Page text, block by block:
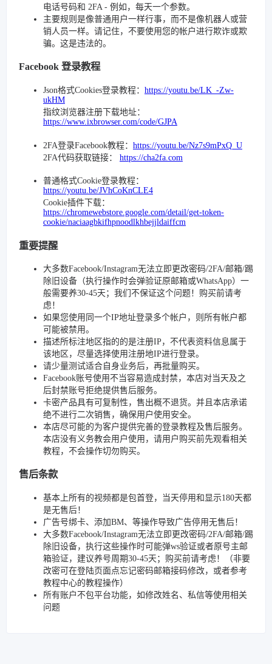
电话号码和 2FA - 例如，每天一个参数。
主要规则是像普通用户一样行事，而不是像机器人或营
销人员一样。请记住，不要使用您的帐户进行欺诈或欺
骗。这是违法的。
Facebook 登录教程
Json格式Cookies登录教程： https://youtu.be/LK_-Zw-
ukHM
指纹浏览器注册下载地址：
https://www.ixbrowser.com/code/GJPA
2FA登录Facebook教程： https://youtu.be/Nz7s9mPxQ_U
2FA代码获取链接： https://cha2fa.com
普通格式Cookie登录教程：
https://youtu.be/JVhCoKnCLE4
Cookie插件下载：
https://chromewebstore.google.com/detail/get-token-
cookie/naciaagbkifhpnoodlkhbejjldaiffcm
重要提醒
大多数Facebook/Instagram无法立即更改密码/2FA/邮箱/踢
除旧设备（执行操作时会弹验证原邮箱或WhatsApp）一
般需要养30-45天；我们不保证这个问题！购买前请考
虑！
如果您使用同一个IP地址登录多个帐户，则所有帐户都
可能被禁用。
描述所标注地区指的的是注册IP，不代表资料信息属于
该地区，尽量选择使用注册地IP进行登录。
请少量测试适合自身业务后，再批量购买。
Facebook账号使用不当容易造成封禁，本店对当天及之
后封禁账号拒绝提供售后服务。
卡密产品具有可复制性，售出概不退货。并且本店承诺
绝不进行二次销售，确保用户使用安全。
本店尽可能的为客户提供完善的登录教程及售后服务。
本店没有义务教会用户使用，请用户购买前先观看相关
教程，不会操作切勿购买。
售后条款
基本上所有的视频都是包首登，当天停用和显示180天都
是无售后！
广告号绑卡、添加BM、等操作导致广告停用无售后！
大多数Facebook/Instagram无法立即更改密码/2FA/邮箱/踢
除旧设备，执行这些操作时可能弹ws验证或者原号主邮
箱验证，建议养号周期30-45天；购买前请考虑！（非要
改密可在登陆页面点忘记密码邮箱接码修改，或者参考
教程中心的教程操作）
所有账户不包平台功能，如修改姓名、私信等使用相关
问题